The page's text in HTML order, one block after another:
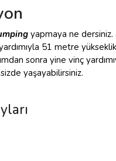
yapmaya ne dersiniz.
51 metre
sonra yine vinç
yaşayabilirsiniz.